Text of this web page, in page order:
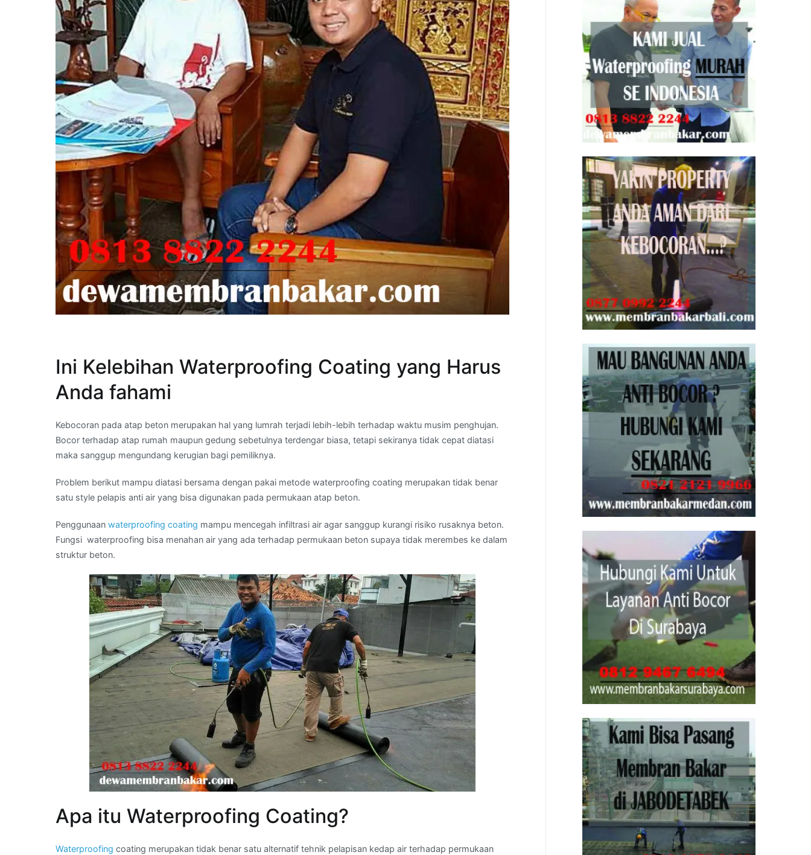
–
081.388.222.244
Ini Kelebihan Waterproofing Coating yang Harus
Anda fahami
Kebocoran pada atap beton merupakan hal yang lumrah terjadi lebih-lebih terhadap waktu musim penghujan.
Bocor terhadap atap rumah maupun gedung sebetulnya terdengar biasa, tetapi sekiranya tidak cepat diatasi
maka sanggup mengundang kerugian bagi pemiliknya.
Problem berikut mampu diatasi bersama dengan pakai metode waterproofing coating merupakan tidak benar
satu style pelapis anti air yang bisa digunakan pada permukaan atap beton.
Penggunaan waterproofing coating mampu mencegah infiltrasi air agar sanggup kurangi risiko rusaknya beton.
Fungsi waterproofing bisa menahan air yang ada terhadap permukaan beton supaya tidak merembes ke dalam
struktur beton.
Apa itu Waterproofing Coating?
Waterproofing coating merupakan tidak benar satu alternatif tehnik pelapisan kedap air terhadap permukaan